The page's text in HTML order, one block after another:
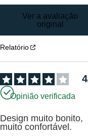
Ver a avaliação
original
Relatório
4
Opinião verificada
Design muito bonito,
muito confortável.